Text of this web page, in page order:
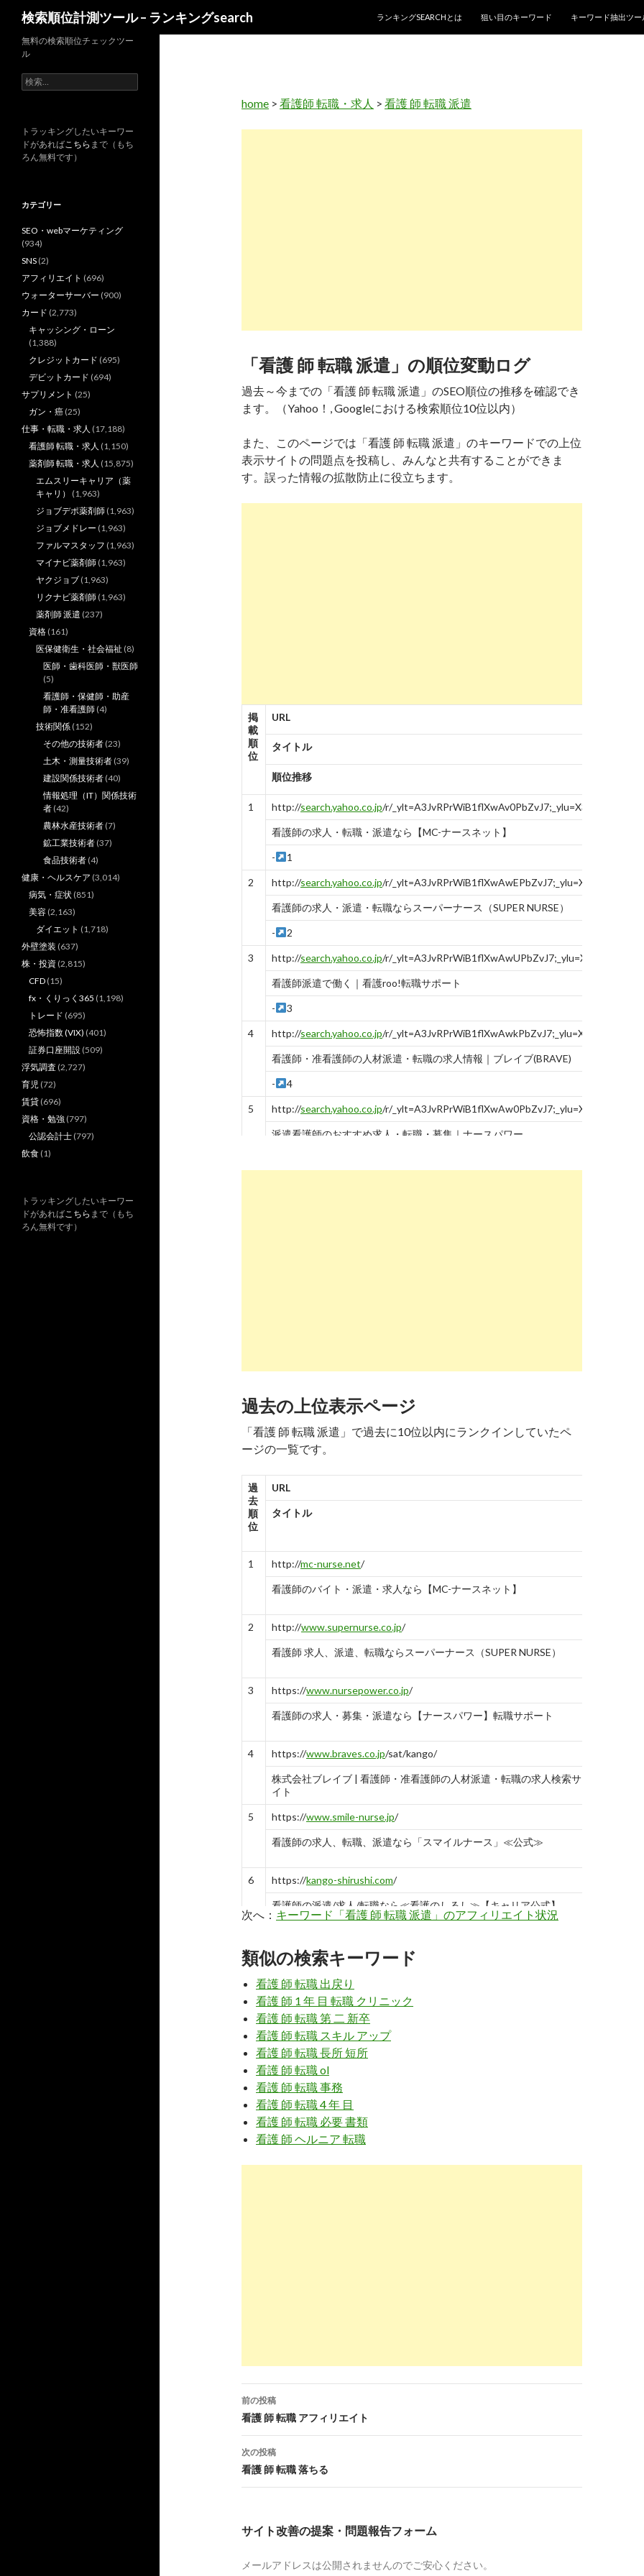
検索順位計測ツール – ランキングsearch
ランキングSEARCHとは
狙い目のキーワード キーワード抽出ツー
home > 看護師 転職・求人 > 看護 師 転職 派遣
「看護 師 転職 派遣」の順位変動ログ
過去～今までの「看護 師 転職 派遣」のSEO順位の推移を確認でき
ます。（Yahoo！, Googleにおける検索順位10位以内）
また、このページでは「看護 師 転職 派遣」のキーワードでの上位
表示サイトの問題点を投稿し、みんなと共有することができま
す。誤った情報の拡散防止に役立ちます。
掲
載
順
位
URL
タイトル
順位推移
1 http://search.yahoo.co.jp/r/
看護師の求人・転職・派遣なら【MC-ナースネット】
- 1
2 http://search.yahoo.co.jp/r/
看護師の求人・派遣・転職ならスーパーナース（SUPER NURSE）
- 2
3 http://search.yahoo.co.jp/r/
看護師派遣で働く｜看護roo!転職サポート
- 3
4 http://search.yahoo.co.jp/r/
看護師・准看護師の人材派遣・転職の求人情報｜ブレイブ(BRAVE)
- 4
5 http://search.yahoo.co.jp/r/
派遣看護師のおすすめ求人・転職・募集｜ナースパワー
9 http://search.yahoo.co.jp/r/
看護師・准看護師、派遣の求人（仕事）一覧｜はたらこねっと
10 http://
看護師の求人・転職・派遣・ナースバンク｜ナイチンゲール
過去の上位表示ページ
「看護 師 転職 派遣」で過去に10位以内にランクインしていたペ
ージの一覧です。
過
去
順
位
URL
タイトル
1 http://mc-nurse.net/
看護師のバイト・派遣・求人なら【MC-ナースネット】
2 http://www.supernurse.co.jp/
看護師 求人、派遣、転職ならスーパーナース（SUPER NURSE）
3 https://www.nursepower.co.jp/
看護師の求人・募集・派遣なら【ナースパワー】転職サポート
4 https://www.braves.co.jp/sat/kango/
株式会社ブレイブ | 看護師・准看護師の人材派遣・転職の求人検索サ
イト
5 https://www.smile-nurse.jp/
看護師の求人、転職、派遣なら「スマイルナース」≪公式≫
6 https://kango-shirushi.com/
看護師の派遣/求人/転職なら≪看護のしるし≫【キャリア公式】
看護師派遣会社比較ランキング【2016年版】口コミ・評判で人気は？
https://www.kango-roo.com/career/haken/
看護師派遣で働く | 看護roo!
https://www.medicalstation.co.jp
大阪・関西の看護師求人【メディカルステーション】派遣・転職サイ
ト
10 https:// jp.indeed.com
5 https://www.nightingale-web.com/
看護師の求人・転職・派遣・ナースバンク｜ナイチンゲール
7 https://
看護師の派遣は違法なの？派遣の働き方と単発求人のメリットを紹介
求人検索｜看護師の求人・転職・派遣・ナースバンク｜ナイチンゲー
次へ： キーワード「看護 師 転職 派遣」のアフィリエイト状況
類似の検索キーワード
看護 師 転職 出戻り
看護 師 1 年 目 転職 クリニック
看護 師 転職 第 二 新卒
看護 師 転職 スキル アップ
看護 師 転職 長所 短所
看護 師 転職 ol
看護 師 転職 事務
看護 師 転職 4 年 目
看護 師 転職 必要 書類
看護 師 ヘルニア 転職
投
稿
ナ
ゲ
前の投稿
看護 師 転職 アフィリエイト
次の投稿
看護 師 転職 落ちる
サイト改善の提案・問題報告フォーム
メールアドレスは公開されませんのでご安心ください。
無料の検索順位チェックツー
ル
検
索
トラッキングしたいキーワー
ドがあればこちら まで（もち
ろん無料です）
カテゴリー
SEO・webマーケティング
(934)
SNS (2)
アフィリエイト (696)
ウォーターサーバー (900)
カード (2,773)
キャッシング・ローン
(1,388)
クレジットカード (695)
デビットカード (694)
サプリメント (25)
ガン・癌 (25)
仕事・転職・求人 (17,188)
看護師 転職・求人 (1,150)
薬剤師 転職・求人 (15,875)
エムスリーキャリア（薬
キャリ）
(1,963)
ジョブデポ薬剤師 (1,963)
ジョブメドレー (1,963)
ファルマスタッフ (1,963)
マイナビ薬剤師 (1,963)
ヤクジョブ (1,963)
リクナビ薬剤師 (1,963)
薬剤師 派遣 (237)
資格 (161)
医保健衛生・社会福祉 (8)
医師・歯科医師・獣医師
(5)
看護師・保健師・助産
師・准看護師 (4)
技術関係 (152)
その他の技術者 (23)
土木・測量技術者 (39)
建設関係技術者 (40)
情報処理（IT）関係技術
者 (42)
農林水産技術者 (7)
鉱工業技術者 (37)
食品技術者 (4)
健康・ヘルスケア (3,014)
病気・症状 (851)
美容 (2,163)
ダイエット (1,718)
外壁塗装 (637)
株・投資 (2,815)
CFD (15)
fx・くりっく365 (1,198)
トレード (695)
恐怖指数 (VIX) (401)
証券口座開設 (509)
浮気調査 (2,727)
育児 (72)
賃貸 (696)
資格・勉強 (797)
公認会計士 (797)
飲食 (1)
トラッキングしたいキーワー
ドがあればこちら まで（もち
ろん無料です）